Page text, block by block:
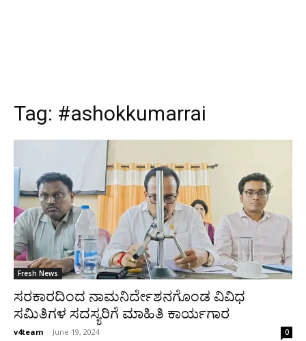
Tag: #ashokkumarrai
Fresh News
ಸರಕಾರದಿಂದ ನಾಮನಿರ್ದೇಶನಗೊಂಡ ವಿವಿಧ
ಸಮಿತಿಗಳ ಸದಸ್ಯರಿಗೆ ಮಾಹಿತಿ ಕಾರ್ಯಗಾರ
v4team - June 19, 2024 0